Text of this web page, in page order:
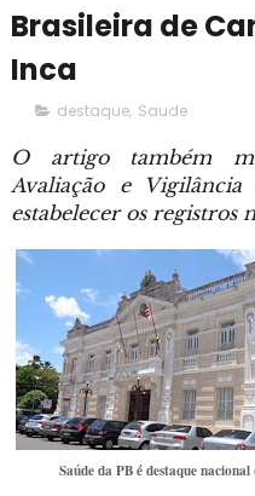
Brasileira de
Inca
destaque, Saude
O artigo também
Avaliação e
estabelecer os registros
Saúde da PB é destaque